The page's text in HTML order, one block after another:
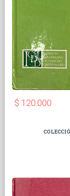
$ 120.000